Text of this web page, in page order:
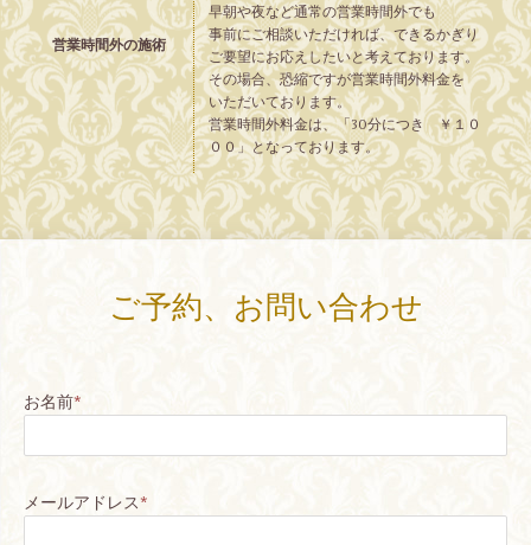
営業時間外の施術
早朝や夜など通常の営業時間外でも
事前にご相談いただければ、できるかぎり
ご要望にお応えしたいと考えております。
その場合、恐縮ですが営業時間外料金を
いただいております。
営業時間外料金は、「30分につき ￥１０
００」となっております。
ご予約、お問い合わせ
お名前*
メールアドレス*